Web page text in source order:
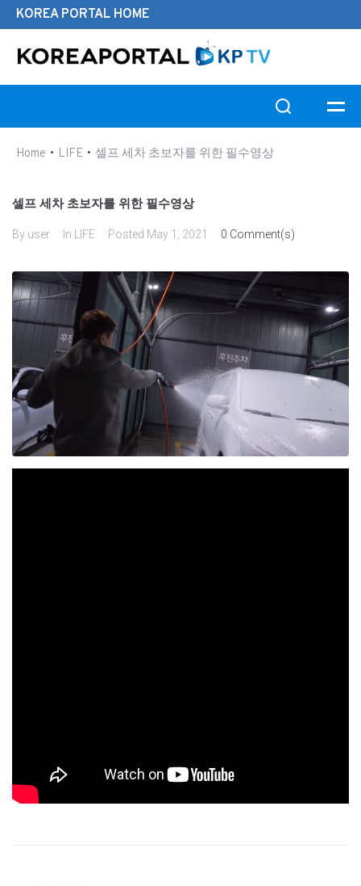
KOREA PORTAL HOME
Home • LIFE • 셀프 세차 초보자를 위한 필수영상
셀프 세차 초보자를 위한 필수영상
By user In LIFE Posted May 1, 2021 0 Comment(s)